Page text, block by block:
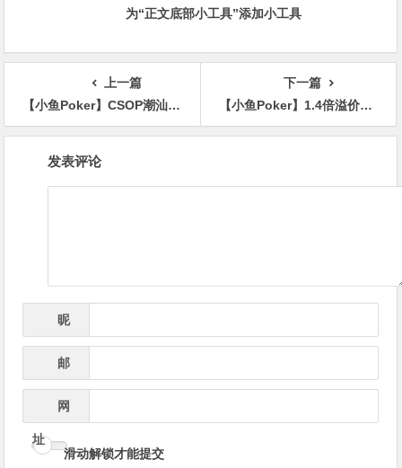
为“正文底部小工具”添加小工具
上一篇
【小鱼Poker】CSOP潮汕扑克系列赛Ⅲ盛大开幕！“红头船”精神遇上智力竞技，首日热度爆棚
下一篇
【小鱼Poker】1.4倍溢价卖儿子份额，扑克传奇的“父爱定价”合理吗？
发表评论
昵
邮
网
址
滑动解锁才能提交